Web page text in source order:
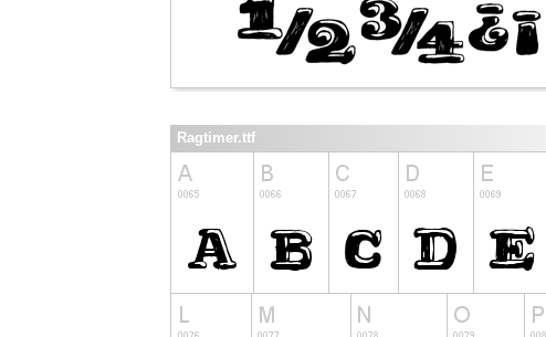
Ragtimer.ttf